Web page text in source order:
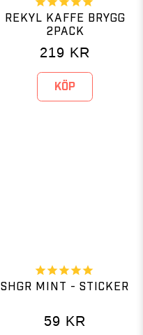
REKYL KAFFE BRYGG
2PACK
219 KR
KÖP
SHGR MINT - STICKER
59 KR